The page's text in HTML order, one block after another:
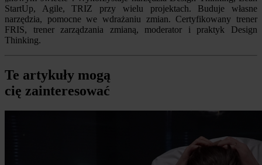
StartUp, Agile, TRIZ przy wielu projektach. Buduje własne
narzędzia, pomocne we wdrażaniu zmian. Certyfikowany trener
FRIS, trener zarządzania zmianą, moderator i praktyk Design
Thinking.
Te artykuły mogą
cię zainteresować